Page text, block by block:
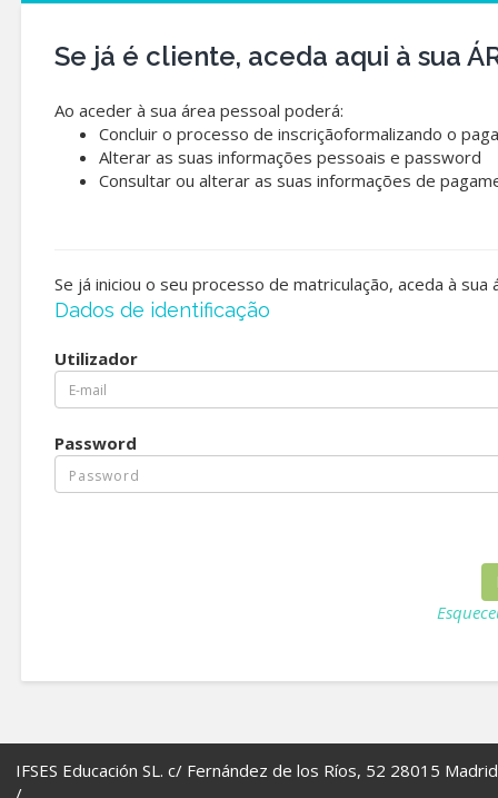
Se já é cliente, aceda aqui à sua
Ao aceder à sua área pessoal poderá:
Concluir o processo de inscriçãoformalizando o
Alterar as suas informações pessoais e password
Consultar ou alterar as suas informações de
Se já iniciou o seu processo de matriculação, aceda à
Dados de identificação
Utilizador
Password
IFSES Educación SL. c/ Fernández de los Ríos, 52 28015